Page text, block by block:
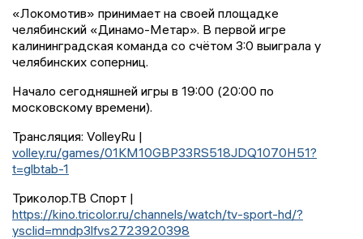
«Локомотив» принимает на своей площадке
челябинский «Динамо-Метар». В первой игре
калининградская команда со счётом 3:0 выиграла у
челябинских соперниц.
Начало сегодняшней игры в 19:00 (20:00 по
московскому времени).
Трансляция: VolleyRu |
volley.ru/games/01KM10GBP33RS518JDQ1070H51?
t=glbtab-1
Триколор.ТВ Спорт |
https://kino.tricolor.ru/channels/watch/tv-sport-hd/?
ysclid=mndp3lfvs2723920398